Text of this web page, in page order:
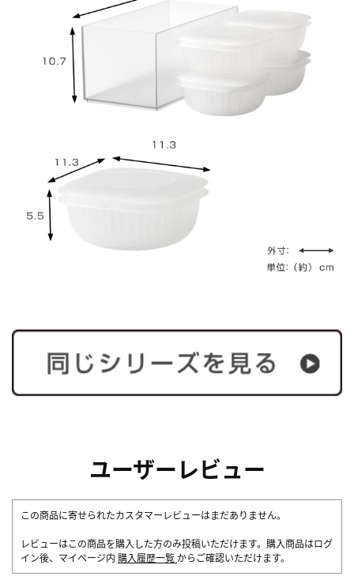
ユーザーレビュー
この商品に寄せられたカスタマーレビューはまだありません。
レビューはこの商品を購入した方のみ投稿いただけます。購入商品はログ
イン後、マイページ内 購入履歴一覧 からご確認いただけます。